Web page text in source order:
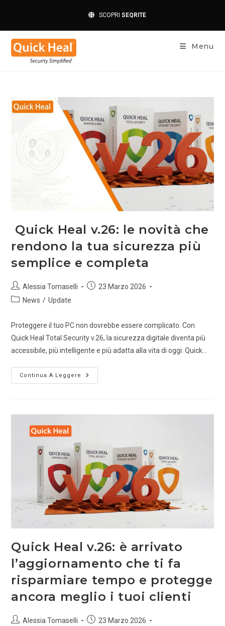
SCOPRI SEQRITE
Menu
Quick Heal v.26: le novità che
rendono la tua sicurezza più
semplice e completa
Alessia Tomaselli
23 Marzo 2026
News / Update
Proteggere il tuo PC non dovrebbe essere complicato. Con
Quick Heal Total Security v.26, la sicurezza digitale diventa più
accessibile, più intelligente e più adatta alla vita di oggi. Quick…
Continua A Leggere
Quick Heal v.26: è arrivato
l’aggiornamento che ti fa
risparmiare tempo e protegge
ancora meglio i tuoi clienti
Alessia Tomaselli
23 Marzo 2026